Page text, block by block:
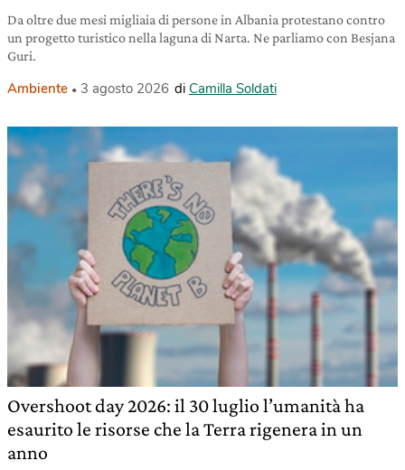
Da oltre due mesi migliaia di persone in Albania protestano contro
un progetto turistico nella laguna di Narta. Ne parliamo con Besjana
Guri.
Ambiente 3 agosto 2026 di Camilla Soldati
Overshoot day 2026: il 30 luglio l’umanità ha
esaurito le risorse che la Terra rigenera in un
anno